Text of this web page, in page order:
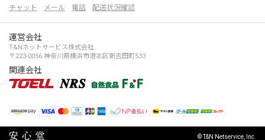
チャット メール 電話 配送状況確認
運営会社
T&Nネットサービス株式会社
〒223-0056 神奈川県横浜市港北区新吉田町533
関連会社
© T&N Netservice, Inc.